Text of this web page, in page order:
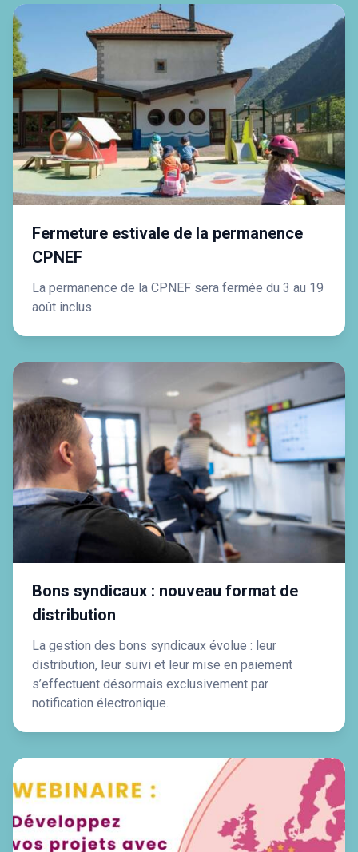
Fermeture estivale de la permanence
CPNEF
La permanence de la CPNEF sera fermée du 3 au 19
août inclus.
Bons syndicaux : nouveau format de
distribution
La gestion des bons syndicaux évolue : leur
distribution, leur suivi et leur mise en paiement
s’effectuent désormais exclusivement par
notification électronique.